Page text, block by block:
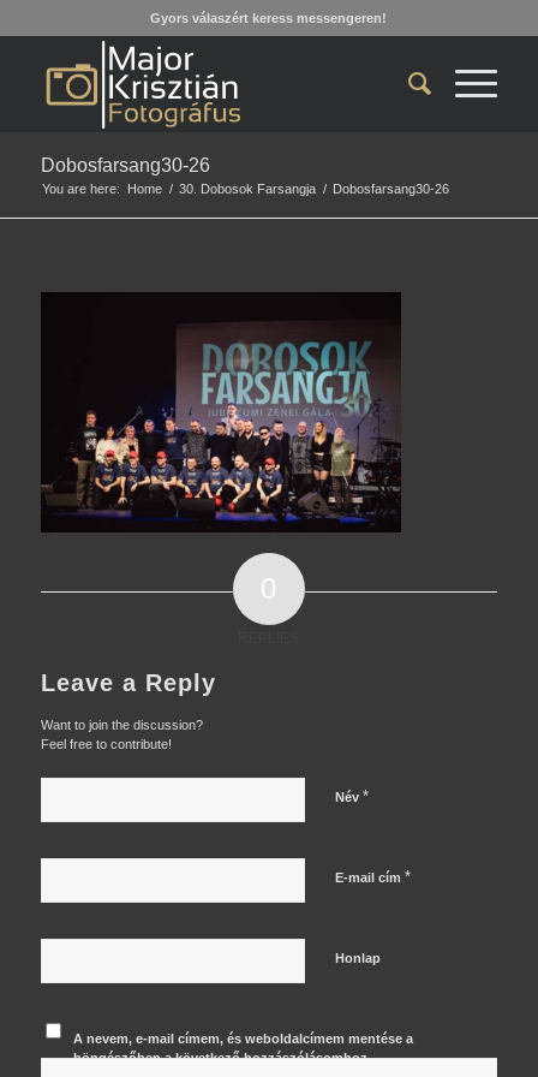
Gyors válaszért keress messengeren!
Dobosfarsang30-26
You are here: Home / 30. Dobosok Farsangja / Dobosfarsang30-26
0
Leave a Reply
Want to join the discussion?
Feel free to contribute!
Név *
E-mail cím *
Honlap
A nevem, e-mail címem, és weboldalcímem mentése a
böngészőben a következő hozzászólásomhoz.